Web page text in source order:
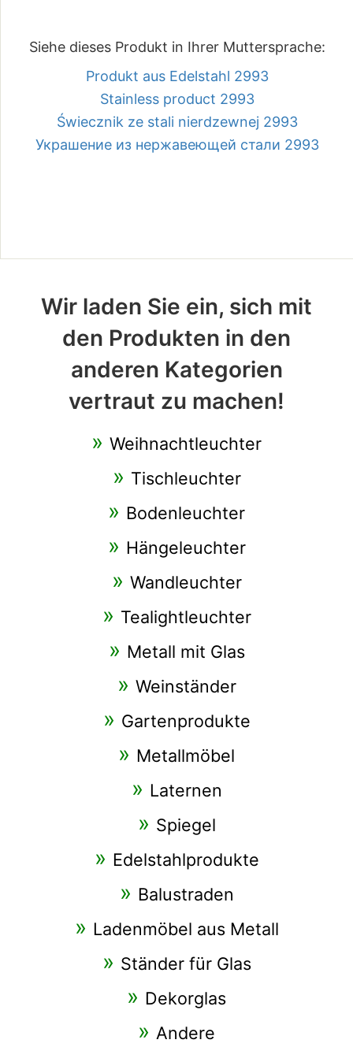
Siehe dieses Produkt in Ihrer Muttersprache:
Produkt aus Edelstahl 2993
Stainless product 2993
Świecznik ze stali nierdzewnej 2993
Украшение из нержавеющей стали 2993
Wir laden Sie ein, sich mit
den Produkten in den
anderen Kategorien
vertraut zu machen!
Weihnachtleuchter
Tischleuchter
Bodenleuchter
Hängeleuchter
Wandleuchter
Tealightleuchter
Metall mit Glas
Weinständer
Gartenprodukte
Metallmöbel
Laternen
Spiegel
Edelstahlprodukte
Balustraden
Ladenmöbel aus Metall
Ständer für Glas
Dekorglas
Andere